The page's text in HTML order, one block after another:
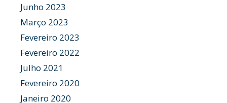
Junho 2023
Março 2023
Fevereiro 2023
Fevereiro 2022
Julho 2021
Fevereiro 2020
Janeiro 2020